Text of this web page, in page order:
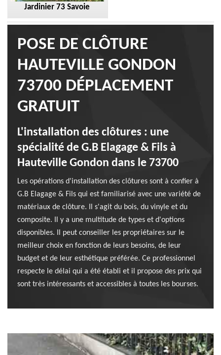
Jardinier 73 Savoie
POSE DE CLÔTURE
HAUTEVILLE GONDON
73700 DÉPLACEMENT
GRATUIT
L'installation des clôtures : une
spécialité de G.B Elagage & Fils à
Hauteville Gondon dans le 73700
Les opérations d'installation des clôtures sont à confier à
G.B Elagage & Fils qui est familiarisé avec une variété de
matériaux de clôture. Il s'agit du bois, du vinyle et du
composite. Il y a une multitude de types et d'options
disponibles. Il peut conseiller les propriétaires sur le
meilleur choix en fonction de leurs besoins, de leur
budget et de leur esthétique préférée. Ce professionnel
respecte le délai qui a été établi et il propose des prix qui
sont très intéressants et accessibles à toutes les bourses.